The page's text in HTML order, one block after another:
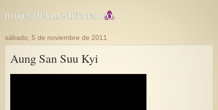
sábado, 5 de noviembre de 2011
Aung San Suu Kyi